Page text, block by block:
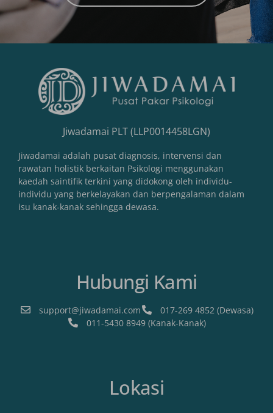
Jiwadamai PLT (LLP0014458LGN)
Jiwadamai adalah pusat diagnosis, intervensi dan
rawatan holistik berkaitan Psikologi menggunakan
kaedah saintifik terkini yang didokong oleh individu-
individu yang berkelayakan dan berpengalaman dalam
isu kanak-kanak sehingga dewasa.
Hubungi Kami
support@jiwadamai.com
017-269 4852 (Dewasa)
011-5430 8949 (Kanak-Kanak)
Lokasi